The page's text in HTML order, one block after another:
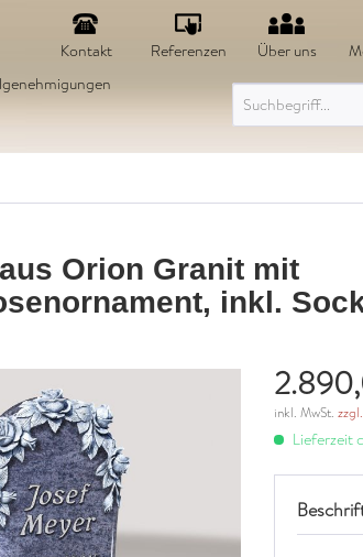
Kontakt Referenzen Über uns
Orion Granit mit
inkl.
inkl. MwSt.
Lieferzeit